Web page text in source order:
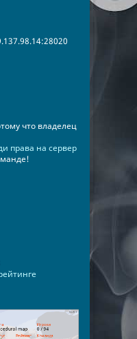
что владелец
права на сервер